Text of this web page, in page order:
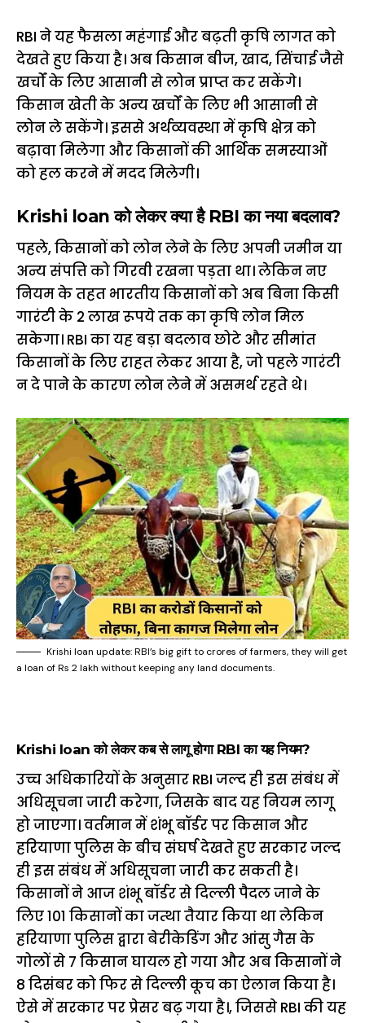
RBI ने यह फैसला महंगाई और बढ़ती कृषि लागत को
देखते हुए किया है। अब किसान बीज, खाद, सिंचाई जैसे
खर्चों के लिए आसानी से लोन प्राप्त कर सकेंगे।
किसान खेती के अन्य खर्चों के लिए भी आसानी से
लोन ले सकेंगे। इससे अर्थव्यवस्था में कृषि क्षेत्र को
बढ़ावा मिलेगा और किसानों की आर्थिक समस्याओं
को हल करने में मदद मिलेगी।
Krishi loan को लेकर क्या है RBI का नया बदलाव?
पहले, किसानों को लोन लेने के लिए अपनी जमीन या
अन्य संपत्ति को गिरवी रखना पड़ता था। लेकिन नए
नियम के तहत भारतीय किसानों को अब बिना किसी
गारंटी के 2 लाख रूपये तक का कृषि लोन मिल
सकेगा। RBI का यह बड़ा बदलाव छोटे और सीमांत
किसानों के लिए राहत लेकर आया है, जो पहले गारंटी
न दे पाने के कारण लोन लेने में असमर्थ रहते थे।
Krishi loan update: RBI’s big gift to crores of farmers, they will get
a loan of Rs 2 lakh without keeping any land documents.
Krishi loan को लेकर कब से लागू होगा RBI का यह नियम?
उच्च अधिकारियों के अनुसार RBI जल्द ही इस संबंध में
अधिसूचना जारी करेगा, जिसके बाद यह नियम लागू
हो जाएगा। वर्तमान में शंभू बॉर्डर पर किसान और
हरियाणा पुलिस के बीच संघर्ष देखते हुए सरकार जल्द
ही इस संबंध में अधिसूचना जारी कर सकती है।
किसानों ने आज शंभू बॉर्डर से दिल्ली पैदल जाने के
लिए 101 किसानों का जत्था तैयार किया था लेकिन
हरियाणा पुलिस द्वारा बेरीकेडिंग और आंसु गैस के
गोलों से 7 किसान घायल हो गया और अब किसानों ने
8 दिसंबर को फिर से दिल्ली कूच का ऐलान किया है।
ऐसे में सरकार पर प्रेसर बढ़ गया है।, जिससे RBI की यह